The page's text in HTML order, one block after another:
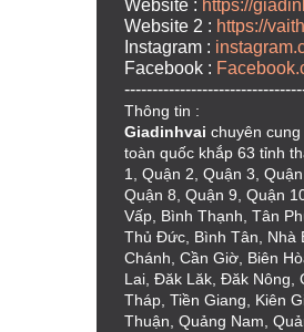
Website : https://
Website 2 : https://
Instagram :
Facebook :
Thông tin :
Giadinhvai chuyên cung
toàn quốc khắp 63 tỉnh
1, Quận 2, Quận 3,
Quận 8, Quận 9, Quận
Vấp, Bình Thạnh, Tân
Thủ Đức, Bình Tân, Nhà
Chánh, Cần Giờ, Biên
Lai, Đăk Lăk, Đăk Nông,
Tháp, Tiền Giang, Kiên
Thuận, Quảng Nam,